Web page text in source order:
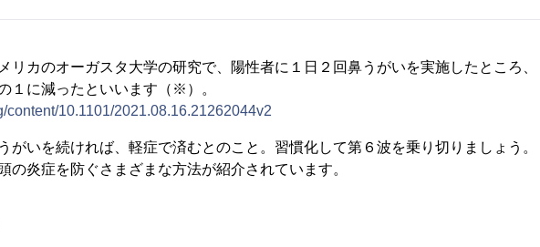
リカのオーガスタ大学の研究で、陽性者に１日２回鼻うがいを実施したところ、
１に減ったといいます（※）。
content/10.1101/2021.08.16.21262044v2
がいを続ければ、軽症で済むとのこと。習慣化して第６波を乗り切りましょう。
の炎症を防ぐさまざまな方法が紹介されています。